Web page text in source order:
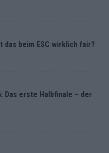
beim ESC wirklich fair?
Das erste Halbfinale – der